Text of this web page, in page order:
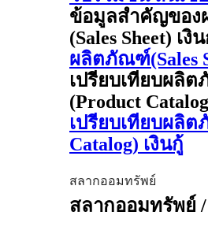
ข้อมูลสำคัญขอ
(Sales Sheet) เงิ
ผลิตภัณฑ์(Sales
เปรียบเทียบผลิ
(Product
เปรียบเทียบผลิ
Catalog) เงินกู้
สลากออมทรัพย์
สลากออมทรัพย์